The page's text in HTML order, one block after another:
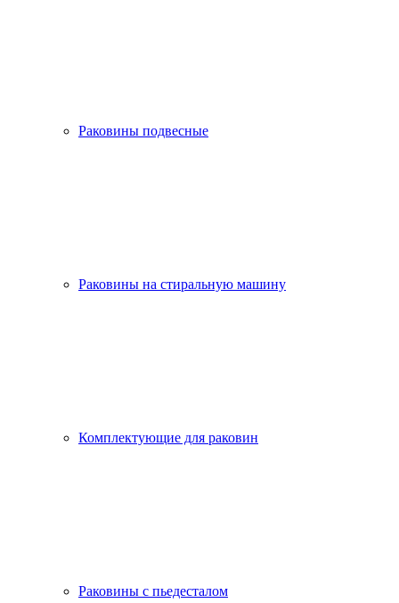
Раковины подвесные
Раковины на стиральную машину
Комплектующие для раковин
Раковины с пьедесталом